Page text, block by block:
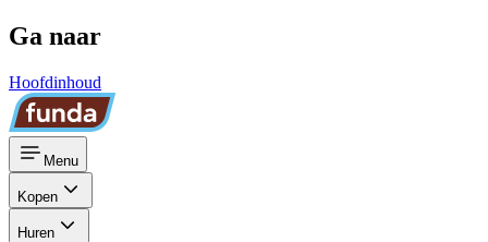
Ga naar
Hoofdinhoud
Menu
Kopen
Huren